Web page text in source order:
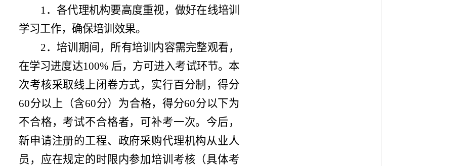
1．各代理机构要高度重视，做好在线培训
学习工作，确保培训效果。
2．培训期间，所有培训内容需完整观看，
在学习进度达100% 后，方可进入考试环节。本
次考核采取线上闭卷方式，实行百分制，得分
60分以上（含60分）为合格，得分60分以下为
不合格，考试不合格者，可补考一次。今后，
新申请注册的工程、政府采购代理机构从业人
员，应在规定的时限内参加培训考核（具体考